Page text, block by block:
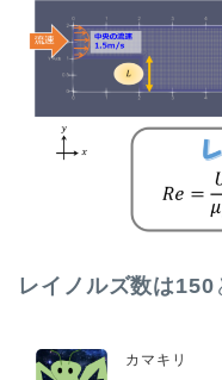
レイノルズ数は150
カマキリ